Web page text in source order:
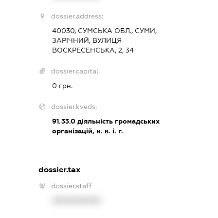
dossier.address:
40030, СУМСЬКА ОБЛ., СУМИ,
ЗАРІЧНИЙ, ВУЛИЦЯ
ВОСКРЕСЕНСЬКА, 2, 34
dossier.capital:
0 грн.
dossier.kveds:
91.33.0діяльність громадських
організацій, н. в. і. г.
dossier.tax
dossier.staff